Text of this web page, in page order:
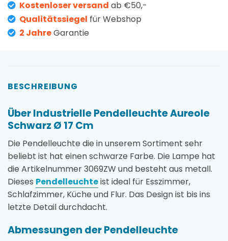
Kostenloser versand ab €50,-
Qualitätssiegel für Webshop
2 JahreGarantie
BESCHREIBUNG
Über Industrielle Pendelleuchte Aureole
Schwarz Ø 17 Cm
Die Pendelleuchte die in unserem Sortiment sehr
beliebt ist hat einen schwarze Farbe. Die Lampe hat
die Artikelnummer 3069ZW und besteht aus metall.
Dieses Pendelleuchteist ideal für Esszimmer,
Schlafzimmer, Küche und Flur. Das Design ist bis ins
letzte Detail durchdacht.
Abmessungen der Pendelleuchte